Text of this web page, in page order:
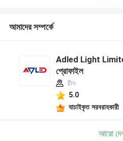
আমাদের সম্পর্কে
Adled Light
প্রোফাইল
চীন
5.0
যাচাইকৃত সরবরাহকারী
আরো